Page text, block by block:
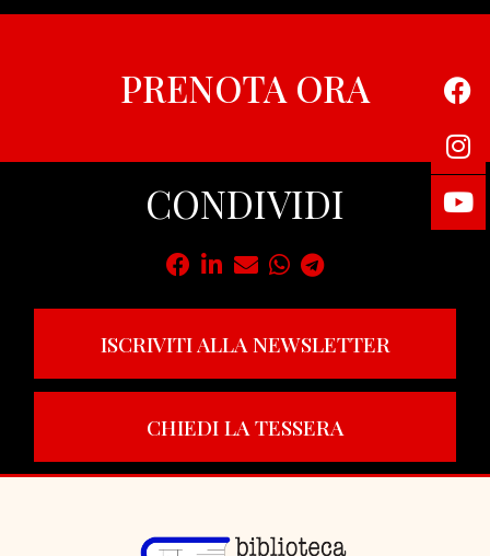
PRENOTA ORA
CONDIVIDI
ISCRIVITI ALLA NEWSLETTER
CHIEDI LA TESSERA